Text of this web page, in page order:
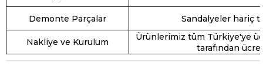
Demonte Parçalar Sandalyeler hariç
Nakliye ve Kurulum
Ürünlerimiz tüm Türkiye'ye
tarafından